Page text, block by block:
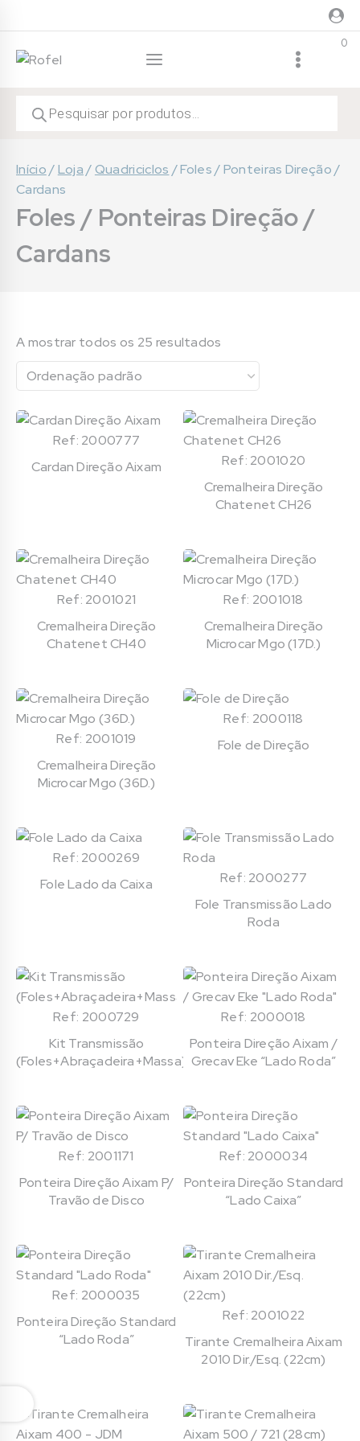
to
content
0
search
Início/Loja /Quadriciclos /Foles / Ponteiras Direção /
Cardans
Foles / Ponteiras Direção /
Cardans
A mostrar todos os 25 resultados
Ref: 2000777
Cardan Direção Aixam
Ref: 2001020
Cremalheira Direção
Chatenet CH26
Ref: 2001021
Cremalheira Direção
Chatenet CH40
Ref: 2001018
Cremalheira Direção
Microcar Mgo (17D.)
Ref: 2001019
Cremalheira Direção
Microcar Mgo (36D.)
Ref: 2000118
Fole de Direção
Ref: 2000269
Fole Lado da Caixa
Ref: 2000277
Fole Transmissão Lado
Roda
Ref: 2000729
Kit Transmissão
(Foles+Abraçadeira+Massa)
Ref: 2000018
Ponteira Direção Aixam /
Grecav Eke “Lado Roda”
Ref: 2001171
Ponteira Direção Aixam P/
Travão de Disco
Ref: 2000034
Ponteira Direção Standard
“Lado Caixa”
Ref: 2000035
Ponteira Direção Standard
“Lado Roda”
Ref: 2001022
Tirante Cremalheira Aixam
2010 Dir./Esq. (22cm)